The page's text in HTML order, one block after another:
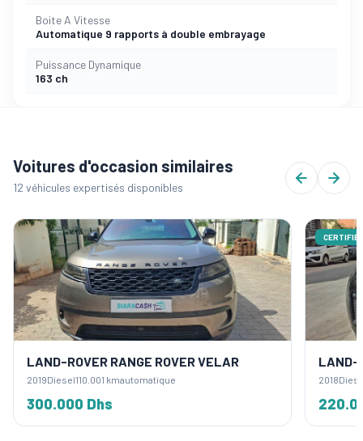
Boite A Vitesse
Automatique 9 rapports à double embrayage
Puissance Dynamique
163 ch
Voitures d'occasion similaires
12 véhicules expertisés disponibles
LAND-ROVER RANGE ROVER VELAR
2019Diesel110.001 kmautomatique
300.000 Dhs
CERTIFIÉE
LAND-
2018